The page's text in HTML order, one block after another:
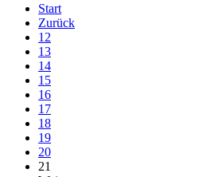
Start
Zurück
12
13
14
15
16
17
18
19
20
21